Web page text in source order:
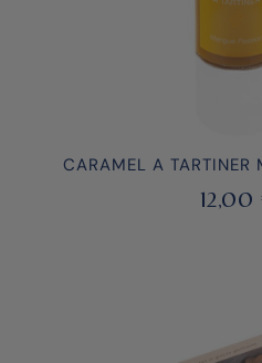
CARAMEL A TARTINER
12,00